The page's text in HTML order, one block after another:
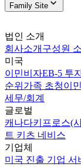
Family Site
법인 소개
회사소개 구성원
미국
이민비자EB-5 투
순위 가족 초청이민
세무/회계
글로벌
캐나다키프로스(
트 키츠 네비스
기업체
미국 진출 기업 서